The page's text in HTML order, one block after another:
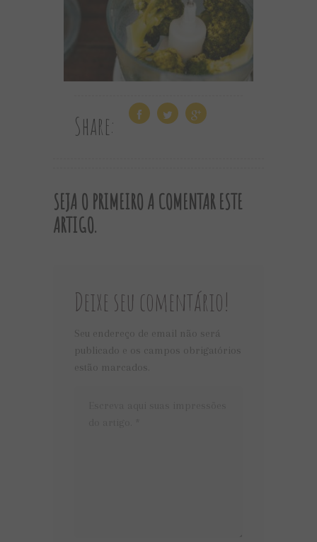
Share:
SEJA O PRIMEIRO A COMENTAR ESTE
ARTIGO.
Deixe seu comentário!
Seu endereço de email não será
publicado e os campos obrigatórios
estão marcados.